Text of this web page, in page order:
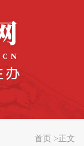
首页 > 正文